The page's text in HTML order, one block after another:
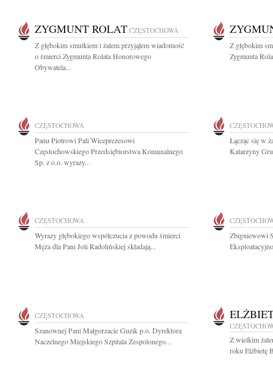
ZYGMUNT ROLAT CZĘSTOCHOWA
Z głębokim smutkiem i żalem przyjąłem wiadomość
o śmierci Zygmunta Rolata Honorowego
Obywatela...
Z głębokim
Zygmunta
CZĘSTOCHOWA
Panu Piotrowi Pali Wiceprezesowi
Częstochowskiego Przedsiębiorstwa Komunalnego
Sp. z o.o. wyrazy...
Łącząc się w
Katarzyny
CZĘSTOCHOWA
Wyrazy głębokiego współczucia z powodu śmierci
Męża dla Pani Joli Radolińskiej składają...
Zbigniewowi
CZĘSTOCHOWA
Szanownej Pani Małgorzacie Guzik p.o. Dyrektora
Naczelnego Miejskiego Szpitala Zespolonego...
Z wielkim
roku Elżbietę